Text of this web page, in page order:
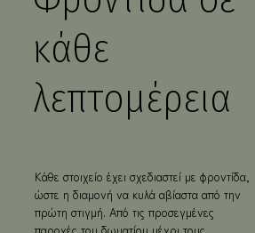
✓ Κατάλυμα φιλικό προς οικογένειες & μη
✓ Διοργάνωση ιδιωτικών εκδηλώσεων &
μικρών gatherings κατόπιν αιτήματος
κάθε
λεπτομέρεια
Κάθε στοιχείο έχει σχεδιαστεί με φροντίδα,
ώστε η διαμονή να κυλά αβίαστα από την
πρώτη στιγμή. Από τις προσεγμένες